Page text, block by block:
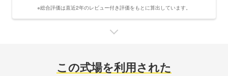
※総合評価は直近2年のレビュー付き評価をもとに算出しています。
この式場を利用された